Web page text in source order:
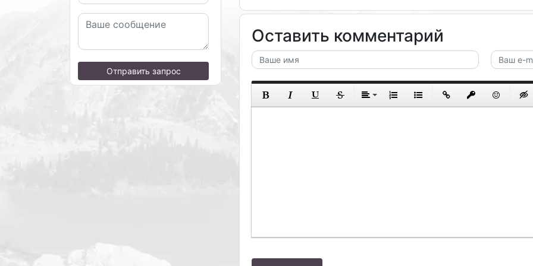
Отправить запрос
Оставить комментарий